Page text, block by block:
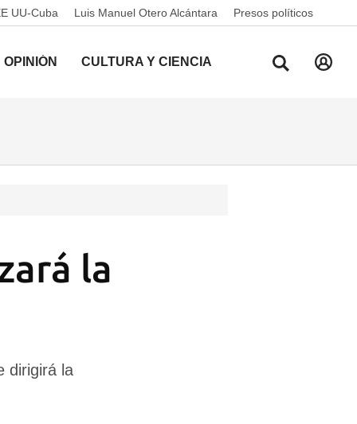
UU-Cuba Luis Manuel Otero Alcántara Presos políticos
OPINIÓN CULTURA Y CIENCIA
la
dirigirá la